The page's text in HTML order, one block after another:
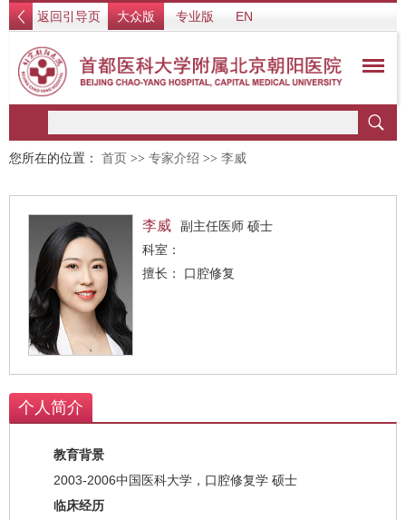
返回引导页 大众版 专业版 EN
您所在的位置： 首页 >> 专家介绍 >> 李威
李威
副主任医师 硕士
科室：
擅长： 口腔修复
个人简介
教育背景
2003-2006中国医科大学，口腔修复学 硕士
临床经历